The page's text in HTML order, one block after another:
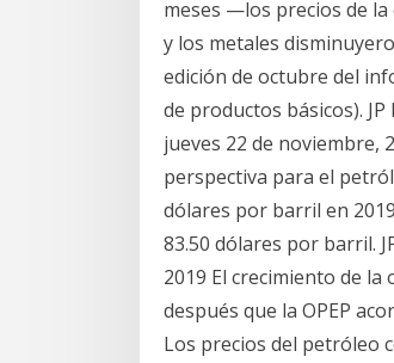
meses —los precios de
y los metales
edición de octubre del
de productos básicos).
jueves 22 de noviembre,
perspectiva para el
dólares por barril en
83.50 dólares por barril.
2019 El crecimiento de
después que la OPEP
Los precios del petróleo